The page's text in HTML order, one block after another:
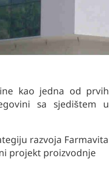
kao jedna od prvih
sa sjedištem u
razvoja Farmavita
projekt proizvodnje